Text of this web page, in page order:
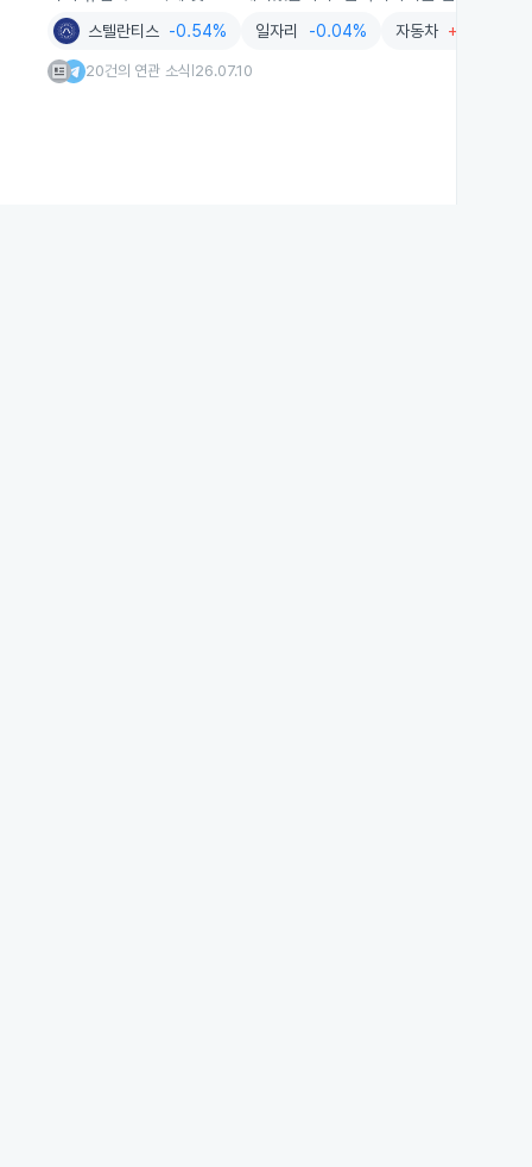
스텔란티스 -0.54% 일자리 -0.04% 자동차 +0.28%
20건의 연관 소식 26.07.10